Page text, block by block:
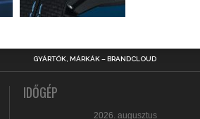
GYÁRTÓK, MÁRKÁK – BRANDCLOUD
IDŐGÉP
2026. augusztus